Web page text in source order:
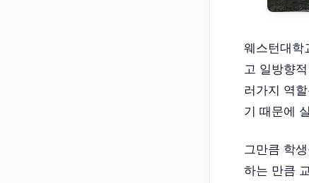
웨스턴대학
고 일방향
러가지 역
기 때문에
그만큼 학
하는 만큼